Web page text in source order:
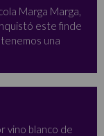
Marga Marga,
este finde
una
vino blanco de